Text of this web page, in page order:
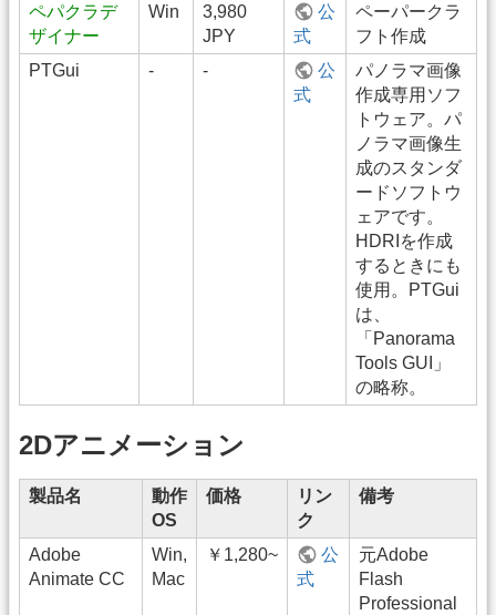
ペパクラデ
ザイナー
Win
3,980
JPY
公
式
ペーパークラ
フト作成
PTGui
- -
公
式
パノラマ画像
作成専用ソフ
トウェア。パ
ノラマ画像生
成のスタンダ
ードソフトウ
ェアです。
HDRIを作成
するときにも
使用。PTGui
は、
「Panorama
Tools GUI」
の略称。
2Dアニメーション
製品名
動作
OS
価格
リン
ク
備考
Adobe
Animate CC
Win,
Mac
￥1,280~
公
式
元Adobe
Flash
Professional